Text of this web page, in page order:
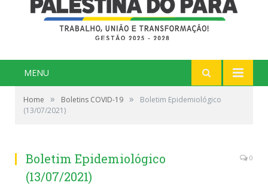
MENU
Home » Boletins COVID-19 »
Boletim Epidemiológico
(13/07/2021)
Boletim Epidemiológico
(13/07/2021)
0